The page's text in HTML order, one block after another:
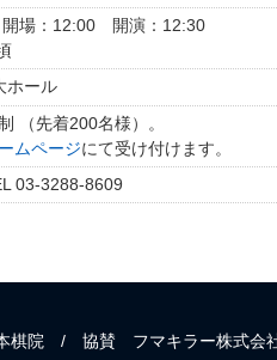
場：12:00 開演：12:30
ホール
（先着200名様）。
ムページにて受け付けます。
03-3288-8609
棋院 / 協賛 フマキラー株式会